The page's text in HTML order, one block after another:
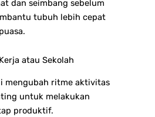
dan seimbang sebelum
tubuh lebih cepat
atau Sekolah
mengubah ritme aktivitas
untuk melakukan
produktif.